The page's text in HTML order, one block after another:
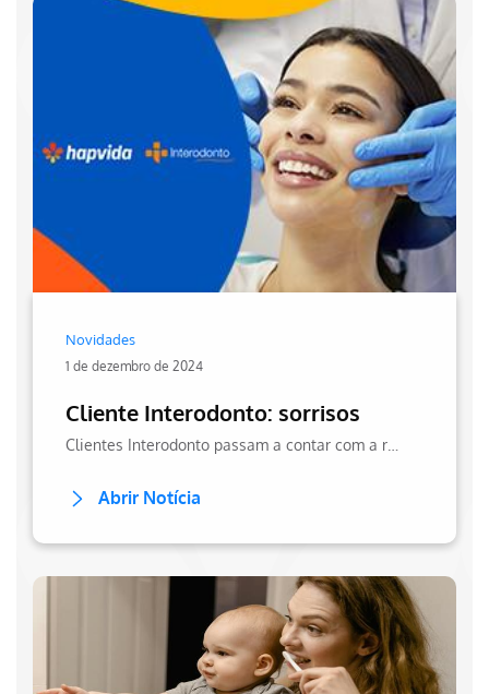
Novidades
1 de dezembro de 2024
Cliente Interodonto: sorrisos
Abrir Notícia